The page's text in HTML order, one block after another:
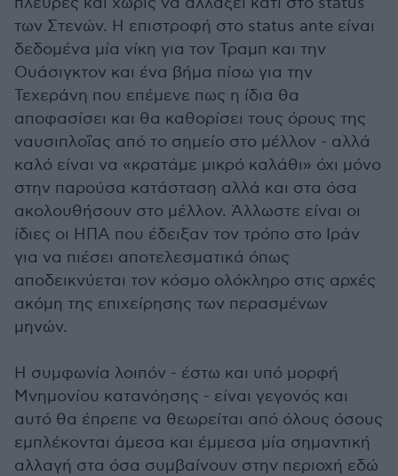
των Στενών. Η επιστροφή στο status ante είναι
δεδομένα μία νίκη για τον Τραμπ και την
Ουάσιγκτον και ένα βήμα πίσω για την
Τεχεράνη που επέμενε πως η ίδια θα
αποφασίσει και θα καθορίσει τους όρους της
ναυσιπλοΐας από το σημείο στο μέλλον - αλλά
καλό είναι να «κρατάμε μικρό καλάθι» όχι μόνο
στην παρούσα κατάσταση αλλά και στα όσα
ακολουθήσουν στο μέλλον. Άλλωστε είναι οι
ίδιες οι ΗΠΑ που έδειξαν τον τρόπο στο Ιράν
για να πιέσει αποτελεσματικά όπως
αποδεικνύεται τον κόσμο ολόκληρο στις αρχές
ακόμη της επιχείρησης των περασμένων
μηνών.
Η συμφωνία λοιπόν - έστω και υπό μορφή
Μνημονίου κατανόησης - είναι γεγονός και
αυτό θα έπρεπε να θεωρείται από όλους όσους
εμπλέκονται άμεσα και έμμεσα μία σημαντική
αλλαγή στα όσα συμβαίνουν στην περιοχή εδώ